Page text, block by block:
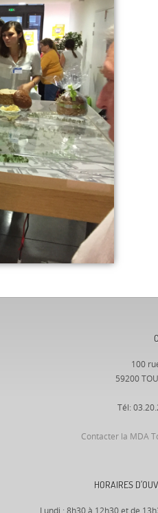
100
59200
Tél:
Contacter la MDA
HORAIRES
Lundi : 8h30 à 12h30 et de